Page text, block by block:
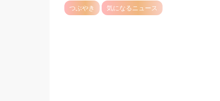
つぶやき 気になるニュース